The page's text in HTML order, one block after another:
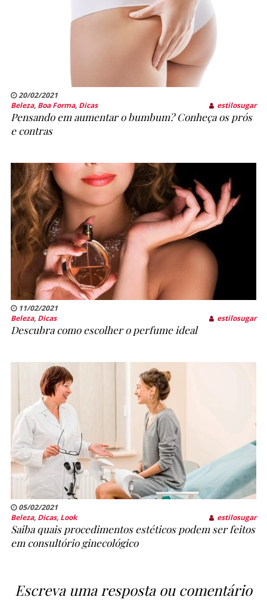
20/02/2021
Beleza, Boa Forma, Dicas estilosugar
Pensando em aumentar o bumbum? Conheça os prós
e contras
11/02/2021
Beleza, Dicas estilosugar
Descubra como escolher o perfume ideal
05/02/2021
Beleza, Dicas, Look estilosugar
Saiba quais procedimentos estéticos podem ser feitos
em consultório ginecológico
Escreva uma resposta ou comentário